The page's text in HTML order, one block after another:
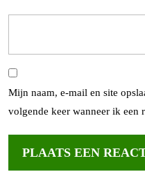
Mijn naam, e-mail en site
volgende keer wanneer ik een